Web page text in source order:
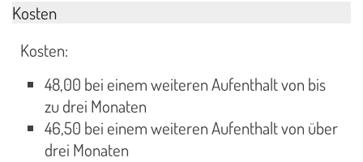
Kosten
Kosten:
48,00 bei einem weiteren Aufenthalt von bis
zu drei Monaten
46,50 bei einem weiteren Aufenthalt von über
drei Monaten